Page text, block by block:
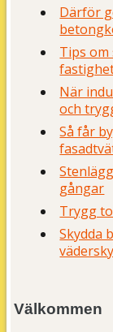
Därför
Tips
När
och
Så får
gångar
Trygg
Skydda
Välkommen